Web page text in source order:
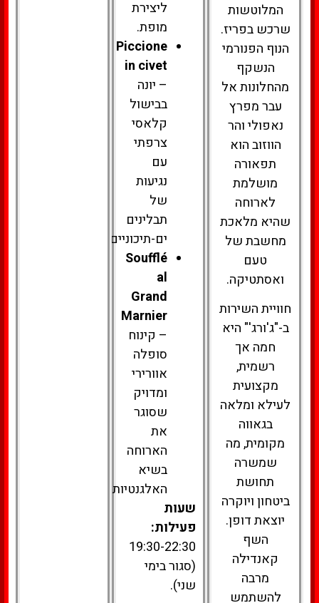
המלוטשות
שרכש בפריז.
הנוף הפנורמי
הנשקף
מהחלונות אל
עבר מפרץ
נאפולי והר
הווזוב הוא
תפאורה
מושלמת
לארוחה
שהיא מלאכת
מחשבת של
טעם
ואסתטיקה.
חוויית השירות
ב-"ג'ורג'" היא
חמה אך
רשמית,
מקצועית
לעילא ומלאה
בגאווה
מקומית, מה
שמשרה
תחושת
ביטחון ויוקרה
יוצאת דופן.
השף
קאנדילה
מרבה
להשתמש
ליצירת
מופת.
Piccione
in civet
– יונה
בבישול
קלאסי
צרפתי
עם
נגיעות
של
תבלינים
ים-תיכוניים.
Soufflé
al
Grand
Marnier
– קינוח
סופלה
אוורירי
ומדויק
שסוגר
את
הארוחה
בשיא
האלגנטיות.
שעות
פעילות:
19:30-22:30
(סגור בימי
שני).